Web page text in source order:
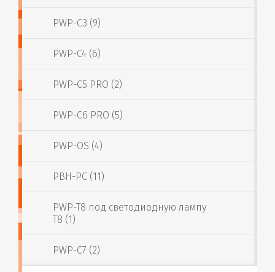
PWP-C3 (9)
PWP-C4 (6)
PWP-C5 PRO (2)
PWP-C6 PRO (5)
PWP-OS (4)
PBH-PC (11)
PWP-T8 под светодиодную лампу
T8 (1)
PWP-C7 (2)